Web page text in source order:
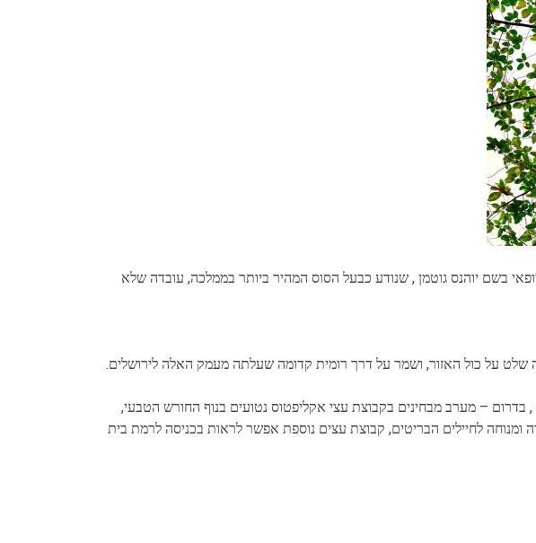
ככול הנראה ע"י אציל אירופאי בשם יוהנס גוטמן , שנודע כבעל הסוס המהיר ביותר בממלכה, עובדה שלא
– מערב מבחינים בקבוצת עצי אקליפטוס נטועים בנוף החורש הטבעי,
לחיילים הבריטים, קבוצת עצים נוספת אפשר לראות בכניסה לרמת בית